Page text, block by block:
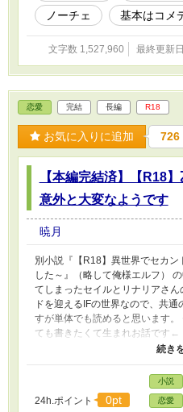
ついています ※書きたいものを思
※初めての長編でつたないところ
で見てくださるとうれしいです。
ノーチェ
基本はコメ
文字数 1,527,960 最終更新
恋愛 完結 長編 R18
お気に入りに追加 726
【本編完結済】【R18
意外と大変なようです
暁月
別小説『【R18】異世界でセカン
した～』（略して俺様エルフ）
てしまったセイルとリナリアさ
ドを迎えるIFの世界なので、共
すが単体でも読めると思います
ても書きたくて生まれお話
畜のOL２５歳。 どハマりしてい
きたら家が火事ですでに逃げ場
のエンディングを迎えられなか
は、ふと目が覚めると直前までプ
24h.ポイント 0pt
小説
恋愛